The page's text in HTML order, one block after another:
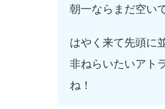
朝一ならまだ空い
はやく来て先頭に
非ねらいたいアト
ね！